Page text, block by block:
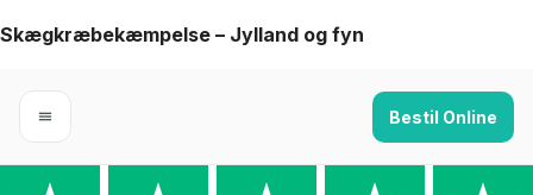
Skip
content
Skægkræbekæmpelse – Jylland og fyn
Bestil Online